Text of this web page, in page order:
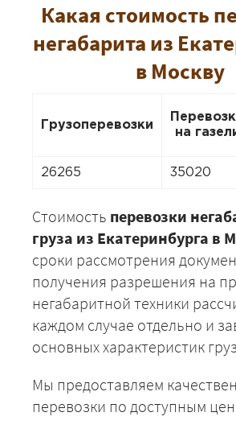
Какая стоимость
негабарита из
в Москву
Грузоперевозки
на
26265 35020
Стоимость перевозки
груза из Екатеринбурга в
сроки рассмотрения
получения разрешения на
негабаритной техники
каждом случае отдельно и
основных характеристик
Мы предоставляем
перевозки по доступным